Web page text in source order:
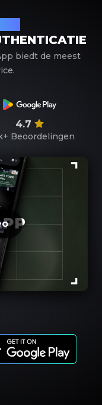
biedt de meest
4.7
Beoordelingen